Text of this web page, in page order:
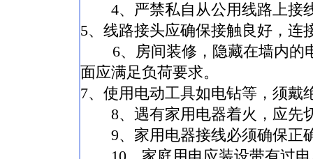
4、严禁私自从公用线路上接
5、线路接头应确保接触良好，
6、房间装修，隐藏在墙内的
面应满足负荷要求。
7、使用电动工具如电钻等，须
8、遇有家用电器着火，应先
9、家用电器接线必须确保正